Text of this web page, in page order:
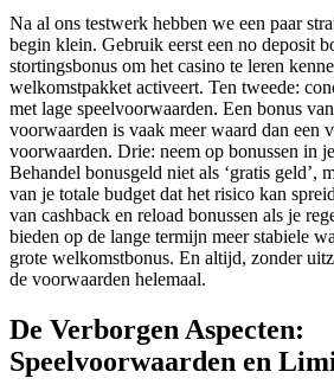
Na al ons testwerk hebben we een paar
begin klein. Gebruik eerst een no deposit
stortingsbonus om het casino te leren
welkomstpakket activeert. Ten tweede:
met lage speelvoorwaarden. Een bonus
voorwaarden is vaak meer waard dan een
voorwaarden. Drie: neem op bonussen in
Behandel bonusgeld niet als ‘gratis geld’,
van je totale budget dat het risico kan
van cashback en reload bonussen als je
bieden op de lange termijn meer stabiele
grote welkomstbonus. En altijd, zonder
de voorwaarden helemaal.
De Verborgen Aspecten:
Speelvoorwaarden en